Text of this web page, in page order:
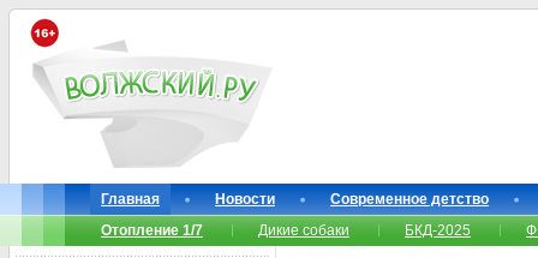
Главная Новости
Современное детство
Отопление 1/7
Дикие собаки БКД-2025